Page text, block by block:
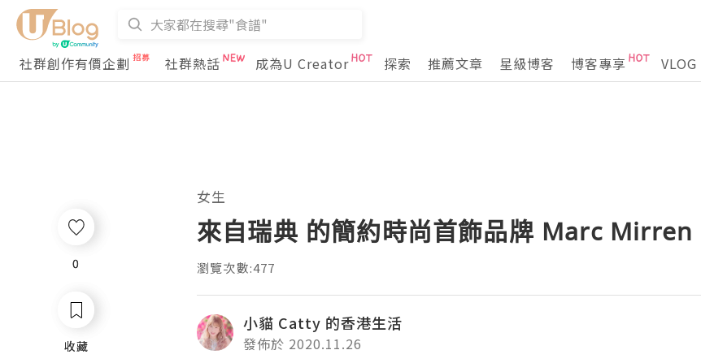
社群創作有價企劃
社群熱話 成為U Creator 探索 推薦文章 星級博客 博客專享 VLOG
0
收藏
女生
來自瑞典 的簡約時尚首飾品牌 Marc Mirren
瀏覽次數:477
小貓 Catty 的香港生活
發佈於 2020.11.26
0
收藏